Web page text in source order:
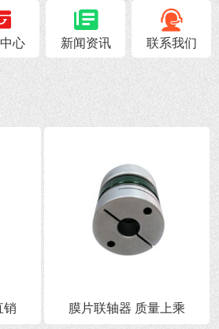
情况及工作情况系数
联轴器安全性能避免与轴抱死的情况
心 新闻资讯 联系我们
销 膜片联轴器 质量上乘